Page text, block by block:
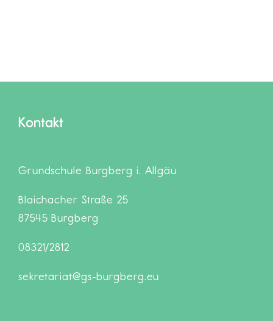
Kontakt
Grundschule Burgberg i. Allgäu
Blaichacher Straße 25
87545 Burgberg
08321/2812
sekretariat@gs-burgberg.eu